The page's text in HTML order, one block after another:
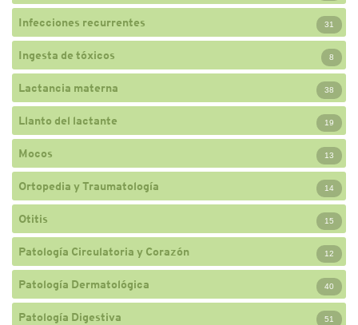
Infecciones recurrentes 31
Ingesta de tóxicos 8
Lactancia materna 38
Llanto del lactante 19
Mocos 13
Ortopedia y Traumatología 14
Otitis 15
Patología Circulatoria y Corazón 12
Patología Dermatológica 40
Patología Digestiva 51